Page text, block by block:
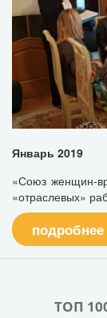
Январь 2019
«Союз женщин-
«отраслевых»
подробнее
ТОП